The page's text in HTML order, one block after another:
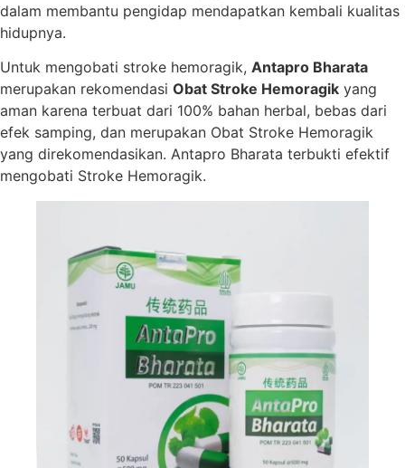
dalam membantu pengidap mendapatkan kembali kualitas
hidupnya.
Untuk mengobati stroke hemoragik, Antapro Bharata
merupakan rekomendasi Obat Stroke Hemoragik yang
aman karena terbuat dari 100% bahan herbal, bebas dari
efek samping, dan merupakan Obat Stroke Hemoragik
yang direkomendasikan. Antapro Bharata terbukti efektif
mengobati Stroke Hemoragik.